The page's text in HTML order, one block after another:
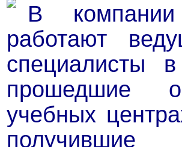
В
работают
специалисты
прошедшие
учебных